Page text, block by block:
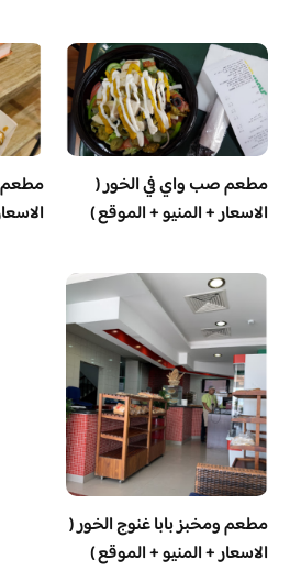
مطعم صب واي في الخور (
الاسعار + المنيو + الموقع )
مطعم
مطعم ومخبز بابا غنوج الخور (
الاسعار + المنيو + الموقع )